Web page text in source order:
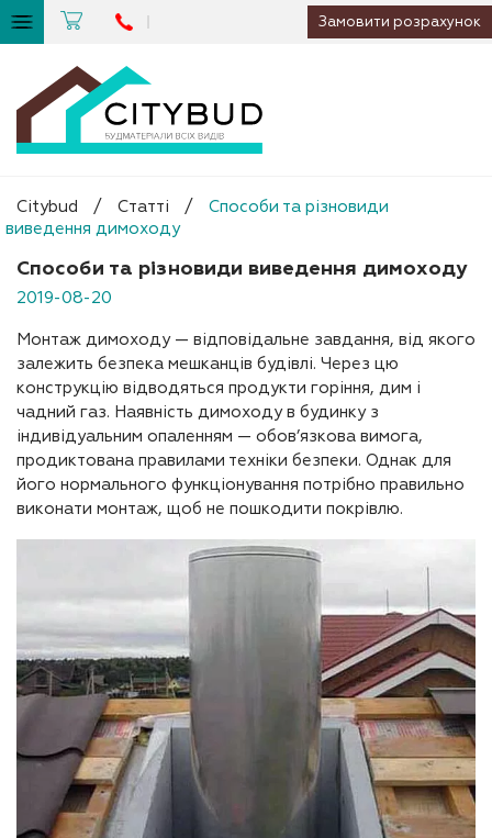
Замовити розрахунок
Citybud / Статті /
Способи та різновиди
виведення димоходу
Способи та різновиди виведення димоходу
2019-08-20
Монтаж димоходу — відповідальне завдання, від якого
залежить безпека мешканців будівлі. Через цю
конструкцію відводяться продукти горіння, дим і
чадний газ. Наявність димоходу в будинку з
індивідуальним опаленням — обов’язкова вимога,
продиктована правилами техніки безпеки. Однак для
його нормального функціонування потрібно правильно
виконати монтаж, щоб не пошкодити покрівлю.